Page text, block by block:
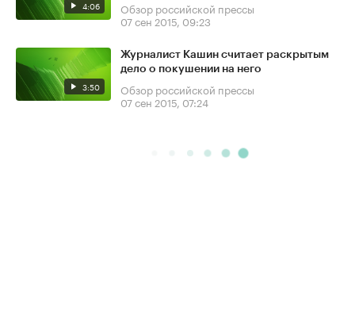
4:06
Обзор российской прессы
07 сен 2015, 09:23
3:50
Журналист Кашин считает раскрытым
дело о покушении на него
Обзор российской прессы
07 сен 2015, 07:24